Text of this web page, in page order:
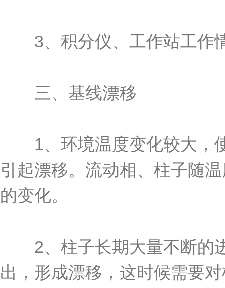
3、积分仪、工作站工作
三、基线漂移
1、环境温度变化较大，
引起漂移。流动相、柱子随
的变化。
2、柱子长期大量不断的
出，形成漂移，这时候需要